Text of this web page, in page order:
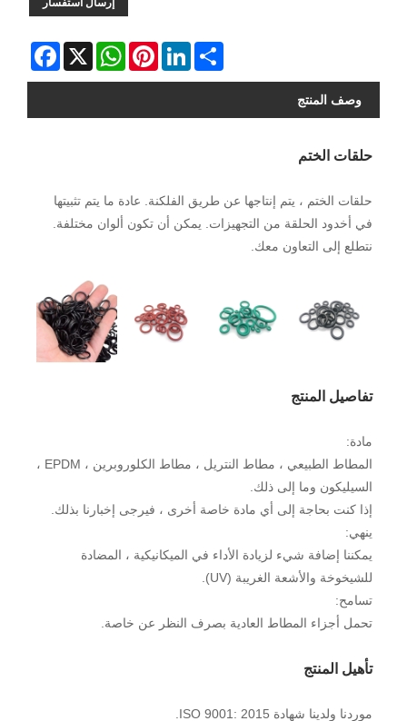
إرسال استفسار
Facebook X
WhatsAppPinterestLinkedInShare
وصف المنتج
حلقات الختم
حلقات الختم ، يتم إنتاجها عن طريق الفلكنة. عادة ما يتم تثبيتها
في أخدود الحلقة من التجهيزات. يمكن أن تكون ألوان مختلفة.
نتطلع إلى التعاون معك.
تفاصيل المنتج
مادة:
المطاط الطبيعي ، مطاط النتريل ، مطاط الكلوروبرين ، EPDM ،
السيليكون وما إلى ذلك.
إذا كنت بحاجة إلى أي مادة خاصة أخرى ، فيرجى إخبارنا بذلك.
ينهي:
يمكننا إضافة شيء لزيادة الأداء في الميكانيكية ، المضادة
للشيخوخة والأشعة الغريبة (UV).
تسامح:
تحمل أجزاء المطاط العادية بصرف النظر عن خاصة.
تأهيل المنتج
موردنا ولدينا شهادة ISO 9001: 2015.